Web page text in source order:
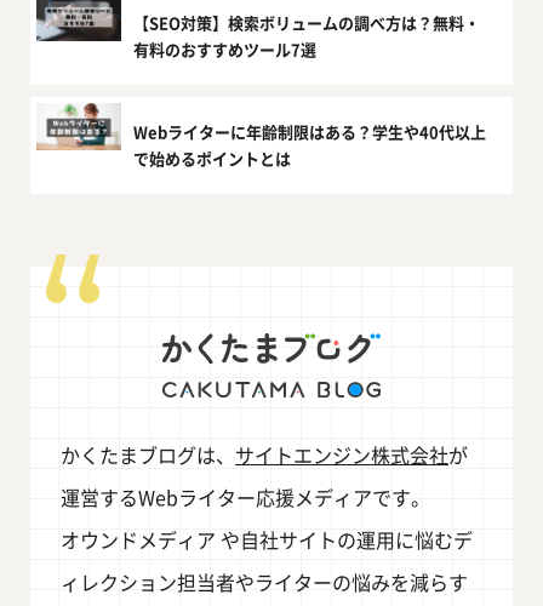
【SEO対策】検索ボリュームの調べ方は？無料・
有料のおすすめツール7選
Webライターに年齢制限はある？学生や40代以上
で始めるポイントとは
かくたまブログは、 サイトエンジン株式会社が
運営するWebライター応援メディアです。
オウンドメディア や自社サイトの運用に悩むデ
ィレクション担当者やライターの悩みを減らす